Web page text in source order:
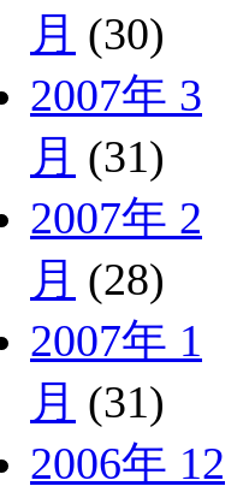
月 (30)
2007年 3
月 (31)
2007年 2
月 (28)
2007年 1
月 (31)
2006年 12